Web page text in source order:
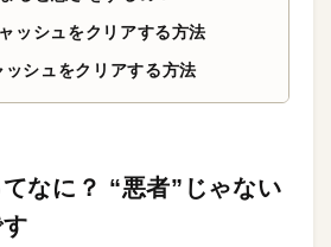
ッシュをクリアする方法
ッシュをクリアする方法
なに？ “悪者”じゃない